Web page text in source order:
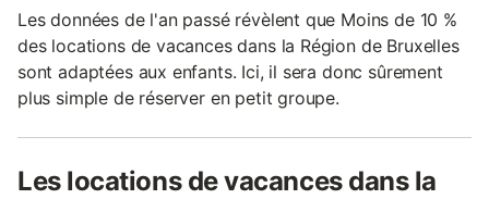
Les données de l'an passé révèlent que Moins de 10 %
des locations de vacances dans la Région de Bruxelles
sont adaptées aux enfants. Ici, il sera donc sûrement
plus simple de réserver en petit groupe.
Les locations de vacances dans la